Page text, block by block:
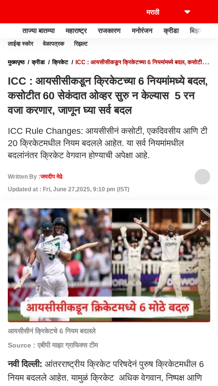
ताज्या बातम्या महाराष्ट्र राजकारण मनोरंजन क्रीडा बिझनेस
लाईव्ह स्कोर वेळापत्रक रिझल्ट
मुख्यपृष्ठ क्रीडा क्रिकेट
ICC : आयसीसीकडून क्रिकेटच्या 6 नियमांमध्ये बदल, कसोटीत
ICC : आयसीसीकडून क्रिकेटच्या 6 नियमांमध्ये बदल,
कसोटीत 60 सेकंदात ओव्हर सुरु न केल्यास 5 रन
वजा करणार, जाणून घ्या सर्व बदल
ICC Rule Changes: आयसीसीनं कसोटी, एकदिवसीय आणि टी
20 क्रिकेटमधील नियम बदलले आहेत. या सर्व नियमांमधील
बदलांनंतर क्रिकेट वेगवान होण्याची अपेक्षा आहे.
Written By :जयदीप मेढे
Updated at : Fri, June 27,2025, 9:10 pm (IST)
आयसीसीनं क्रिकेटचे 6 नियम बदलले
Source : एबीपी माझा ग्राफिक्स टीम
नवी दिल्ली: आंतरराष्ट्रीय क्रिकेट परिषदेनं पुरुष क्रिकेटमधील 6
नियम बदलले आहेत. यामुळं क्रिकेट अधिक वेगवान, निष्पक्ष आणि